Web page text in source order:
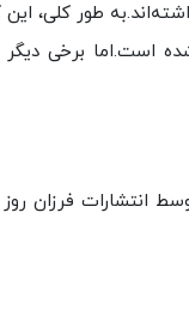
طور کلی، این
برخی دیگر
انتشارات فرزان